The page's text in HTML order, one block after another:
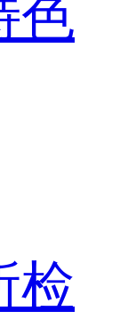
色
检